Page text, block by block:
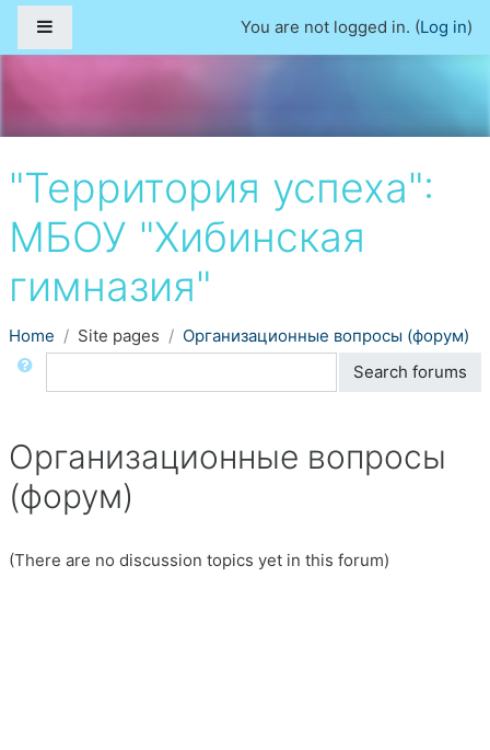
You are not logged in. (Log in)
"Территория успеха":
МБОУ "Хибинская
гимназия"
Home Site pages
Организационные вопросы (форум)
Search
Search forums
Организационные вопросы
(форум)
(There are no discussion topics yet in this forum)